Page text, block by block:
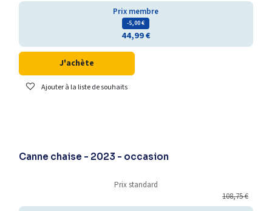
Prix membre
- 5,00€
44,99€
J'achète
Ajouter à la liste de souhaits
Canne chaise - 2023 - occasion
Prix standard
108,75€